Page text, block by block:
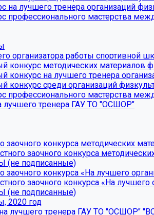
на лучшего тренера организаций
профессионального мастерства
организатора работы спортивной
конкурс методических материалов
конкурс на лучшего тренера
конкурс среди организаций
профессионального мастерства
лучшего тренера ГАУ ТО "ОСШОР"
заочного конкурса методических
заочного конкурса
подписанные)
заочного конкурса «На лучшего
заочного конкурса «На
подписанные)
2020 год
лучшего тренера ГАУ ТО "ОСШОР"